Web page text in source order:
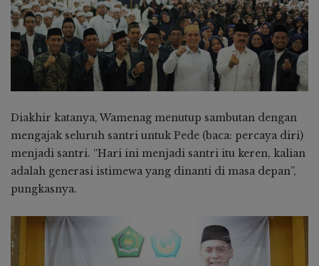
Diakhir katanya, Wamenag menutup sambutan dengan
mengajak seluruh santri untuk Pede (baca: percaya diri)
menjadi santri. “Hari ini menjadi santri itu keren, kalian
adalah generasi istimewa yang dinanti di masa depan”,
pungkasnya.